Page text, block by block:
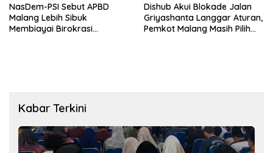
NasDem-PSI Sebut APBD
Malang Lebih Sibuk
Membiayai Birokrasi
Dishub Akui Blokade Jalan
Griyashanta Langgar Aturan,
Pemkot Malang Masih Pilih
Kabar Terkini